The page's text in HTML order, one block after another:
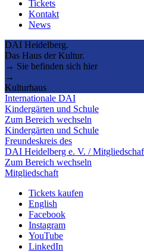
Tickets
Kontakt
News
DAI Heidelberg.
Das Haus der Kultur.
→ Sie befinden sich hier
→
Kulturhaus
Internationale DAI
Kindergärten und Schule
Zum Bereich wechseln
Kindergärten und Schule
Freundeskreis des
DAI Heidelberg e. V. /
Zum Bereich wechseln
Mitgliedschaft
Tickets kaufen
English
Facebook
Instagram
YouTube
LinkedIn